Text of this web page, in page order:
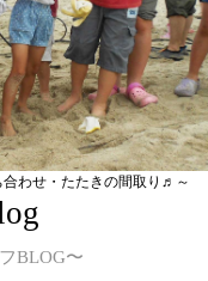
わせ・たたきの間取り♬～
BLOG〜